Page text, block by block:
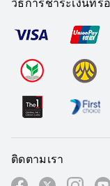
วิธีการชำระเงินที่ร
ติดตามเรา